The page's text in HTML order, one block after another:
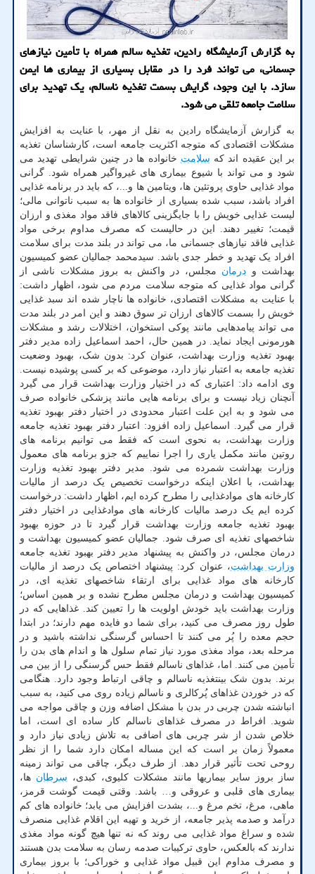
به گزارش آزمایشگاه رادین، تغذیه سالم همراه با تأمین نیازهای
جسمانی، می تواند فرد را در مقابل بسیاری از بیماری ها ایمن
سازد. با این وجود، گرایش بسمت تغذیه ناسالم، یک تهدید برای
سلامت جامعه تلقی می شود.
به گزارش آزمایشگاه رادین به نقل از مهر، با عنایت به افزایش
مشکلات اقتصادی که متوجه اکثریت جامعه است، کارشناسان تغذیه
بر این عقیده اند که سلامت خانواده ها در چنین شرایطی تهدید می
شود و می تواند با شیوع بیماری های غیرواگیر همراه شود. گرانی
مواد غذایی حاوی پروتئین ها، ویتامین ها و...، که باید در برنامه غذایی
افراد باشد، سبب شده بسیاری از خانواده ها به سبب ناتوانی مالی؛
لیست غذایی خویش را با جایگزینی کالاهای فاقد مواد مغذی و ارزان
قیمت؛ تغییر دهند. این در حالیست که مصرف مداوم برخی مواد
غذایی فاقد نیازهای جسمانی ما، می تواند در بلند مدت برای سلامت
افراد یک تهدید و خطر جدی باشد. سیدمحمد جمالیان عضو کمیسیون
بهداشت و درمان مجلس، در واکنش به بروز مشکلات ناشی از
گرانی مواد غذایی که متوجه سلامت مردم می شود، اظهار داشت:
با عنایت به مشکلات اقتصادی، خانواده ها ناچار شده اند سبد غذایی
خویش را بسمت کالاهای ارزان تر سوق دهند و این امر در بلند مدت
می تواند پیامدهایی مانند پوکی استخوان، اختلالات رشد و مشکلات
هورمونی ایجاد نماید. در همین حال، احمد اسماعیل زاده مدیر دفتر
بهبود تغذیه وزارت بهداشت، عنوان کرد: بدون شک، بهبود وضعیت
تغذیه جامعه به اعتبار نیاز دارد، موضوعی که بر کسی پوشیده نیست.
وی ادامه داد: اعتباری که در اختیار وزارت بهداشت قرار می گیرد
آنچنان زیاد نیست و برای برنامه هایی مانند پزشکی خانواده صرف
می شود و به این علت اعتبار محدودی در اختیار دفتر بهبود تغذیه
قرار می گیرد. اسماعیل زاده افزود: اعتبار دفتر بهبود تغذیه جامعه
وزارت بهداشت، به نحوی است که فقط می توانیم برنامه های
روتین مانند مکمل یاری را اجرا نماییم که جزو برنامه های معمول
وزارت بهداشت شمرده می شود. مدیر دفتر بهبود تغذیه وزارت
بهداشت، با اعلان اینکه درخواست تخصیص یک درصد از مالیات
کارخانه های موادغذایی را مطرح کرده ایم، اظهار داشت: درخواست
کرده ایم یک درصد مالیات کارخانه های موادغذایی در اختیار دفتر
بهبود تغذیه جامعه وزارت بهداشت قرار گیرد تا در حوزه بهبود
شاخصهای تغذیه ای صرف شود. جمالیان عضو کمیسیون بهداشت و
درمان مجلس، در واکنش به پیشنهاد مدیر دفتر بهبود تغذیه جامعه
وزارت بهداشت، عنوان کرد: پیشنهاد اختصاص یک درصد از مالیات
کارخانه های مواد غذایی برای ارتقاء شاخصهای تغذیه ای، در
کمیسیون بهداشت و درمان مجلس مطرح نشده و بر همین اساس؛
وزارت بهداشت باید خودش اولویت ها را تعیین کند. غذاهایی که در
طول روز مصرف می کنید، برای شما دو فایده مهم دارند؛ در ابتدا
حجم معده را پُر می کنند تا احساس گرسنگی نداشته باشید و در
مرحله بعد، مواد مغذی مورد نیاز تمام سلول ها و اندام های بدن را
تأمین می کنند. اما، غذاهای ناسالم فقط حس گرسنگی را از بین می
برند. بدون شک بینتغذیه ناسالم و چاقی ارتباط وجود دارد. هنگامی
که در خوردن غذاهای پُرکالری و ناسالم زیاده روی می کنید، به سبب
انباشته شدن چربی در بدن با مشکل اضافه وزن و چاقی مواجه می
شوید. افراط در مصرف غذاهای ناسالم کار ساده ای است، اما
خلاص شدن از شر چربی های اضافی به تلاش زیادی نیاز دارد و
معمولاً زمان بر است که این مساله امکان دارد شما را از نظر
روحی تحت تأثیر قرار دهد. از طرف دیگر، چاقی می تواند زمینه
ساز بروز سایر بیماریها مانند مشکلات کلیوی، کبدی، سرطان ها،
بیماری های قلبی و عروقی و… باشد. وقتی قیمت گوشت قرمز،
ماهی، مرغ، تخم مرغ و...، بشدت افزایش می یابد؛ خانواده های کم
درآمد و صدمه پذیر جامعه، از خرید و تهیه این اقلام غذایی منصرف
شده و سراغ مواد غذایی می روند که نه تنها هیچ گونه مواد مغذی
ندارند که بالعکس، حاوی ترکیبات صدمه رسان به سلامت بدن هستند
و مصرف مداوم این قبیل مواد غذایی و خوراکی؛ با بروز بیماری